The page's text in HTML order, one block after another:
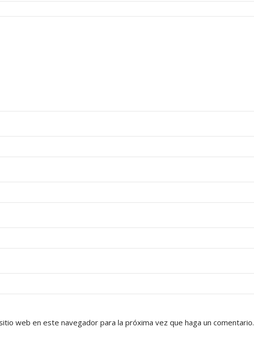
web en este navegador para la próxima vez que haga un comentario.